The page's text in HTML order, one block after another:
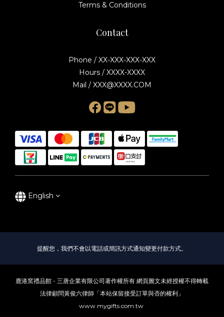
Terms & Conditions
Contact
Phone / XX-XXX-XXX-XXX
Hours / XXXX-XXXX
Mail / XXX@XXXX.COM
English
提醒您，我們不會以電話或簡訊方式通知變更付款方式。
鹿港窯禮品館 - 三唐企業有限公司著作權所有 網頁圖文未經授權不得轉載
法律顧問黃俊六律師「本站保留接受訂單與否的權利」
www.mygifts.com.tw